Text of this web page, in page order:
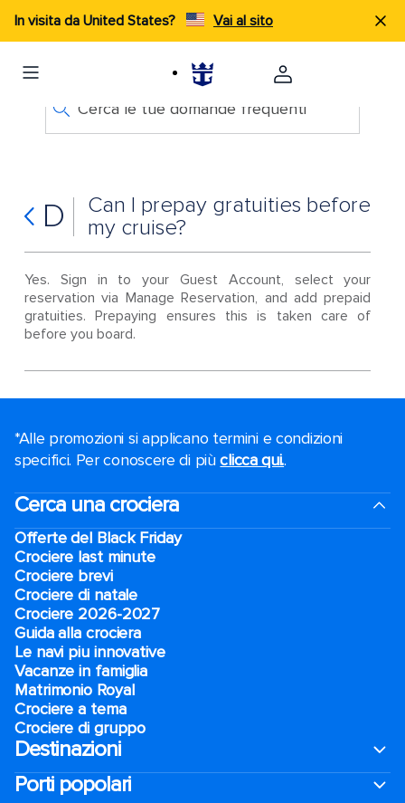
In visita da United States? Vai al sito
Cerca le tue domande frequenti
D
Can I prepay gratuities before
my cruise?
Yes. Sign in to your Guest Account, select your
reservation via Manage Reservation, and add prepaid
gratuities. Prepaying ensures this is taken care of
before you board.
*Alle promozioni si applicano termini e condizioni
specifici. Per conoscere di piùclicca qui..
Cerca una crociera
Offerte del Black Friday
Crociere last minute
Crociere brevi​
Crociere di natale​
Crociere 2026-2027
Guida alla crociera
Le navi piu innovative
Vacanze in famiglia
Matrimonio Royal
Crociere a tema
Crociere di gruppo
Destinazioni
Porti popolari